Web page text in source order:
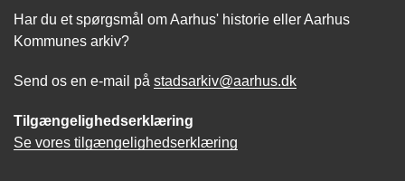
Har du et spørgsmål om Aarhus' historie eller Aarhus
Kommunes arkiv?
Send os en e-mail på stadsarkiv@aarhus.dk
Tilgængelighedserklæring
Se vores tilgængelighedserklæring